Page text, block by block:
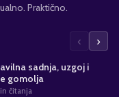
Praktično.
‹ ›
sadnja, uzgoj i
gomolja
čitanja